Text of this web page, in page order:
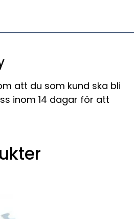
att du som kund ska bli
inom 14 dagar för att